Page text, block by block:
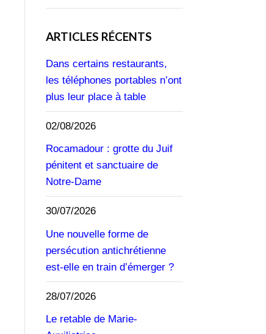
ARTICLES RÉCENTS
Dans certains restaurants,
les téléphones portables n’ont
plus leur place à table
02/08/2026
Rocamadour : grotte du Juif
pénitent et sanctuaire de
Notre-Dame
30/07/2026
Une nouvelle forme de
persécution antichrétienne
est-elle en train d’émerger ?
28/07/2026
Le retable de Marie-